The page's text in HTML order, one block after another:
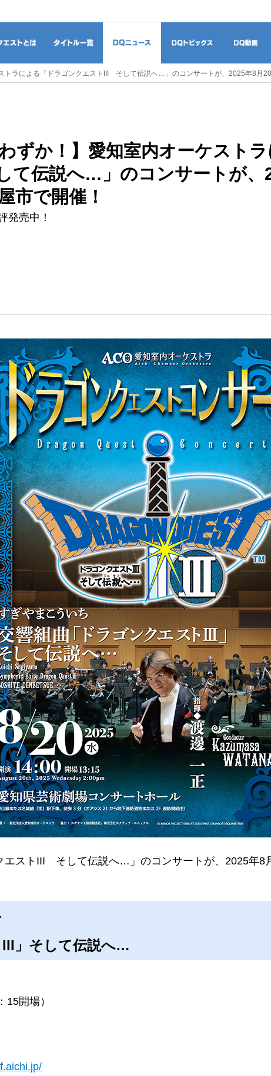
トラによる「ドラゴンクエストIII そして伝説へ…」のコンサートが、2025年8月
わずか！】愛知室内オーケスト
伝説へ…」のコンサートが、
市で開催！
発売中！
エストIII そして伝説へ…」のコンサートが、2025年8
」そして伝説へ…
開場）